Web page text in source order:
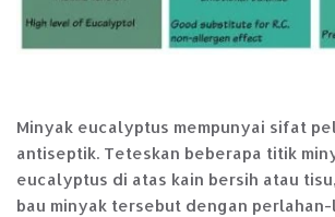
Minyak eucalyptus mempunyai sifat
antiseptik. Teteskan beberapa titik
eucalyptus di atas kain bersih atau
bau minyak tersebut dengan perlahan-